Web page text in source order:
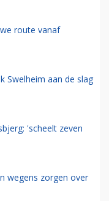
route vanaf
Swelheim aan de slag
'scheelt zeven
wegens zorgen over